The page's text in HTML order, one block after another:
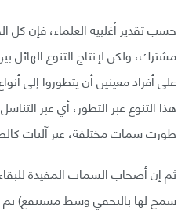
حسب تقدير أغلبية العلماء، فإن كل
مشترك، ولكن لإنتاج التنوع الهائل
على أفراد معينين أن يتطوروا إلى
هذا التنوع عبر التطور، أي عبر
طورت سمات مختلفة، عبر آليات
ثم إن أصحاب السمات المفيدة
سمح لها بالتخفي وسط مستنقع) تم